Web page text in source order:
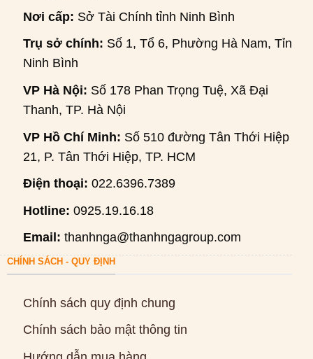
Nơi cấp: Sở Tài Chính tỉnh Ninh Bình
Trụ sở chính: Số 1, Tổ 6, Phường Hà Nam, Tỉnh
Ninh Bình
VP Hà Nội: Số 178 Phan Trọng Tuệ, Xã Đại
Thanh, TP. Hà Nội
VP Hồ Chí Minh: Số 510 đường Tân Thới Hiệp
21, P. Tân Thới Hiệp, TP. HCM
Điện thoại: 022.6396.7389
Hotline: 0925.19.16.18
Email: thanhnga@thanhngagroup.com
CHÍNH SÁCH - QUY ĐỊNH
Chính sách quy định chung
Chính sách bảo mật thông tin